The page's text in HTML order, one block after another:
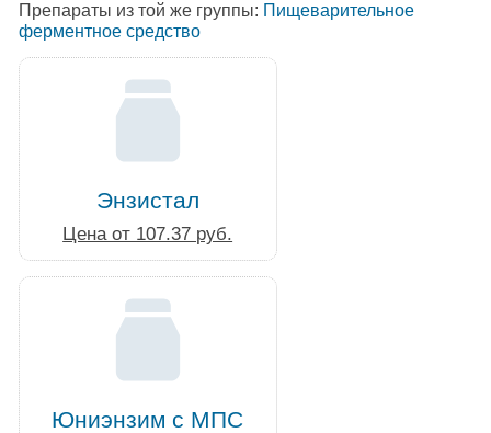
Препараты из той же группы: Пищеварительное
ферментное средство
Энзистал
Цена от 107.37 руб.
Юниэнзим с МПС